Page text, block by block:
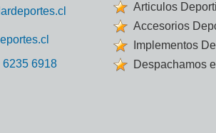
6235 6918
Articulos
Accesorios
Implementos
Despachamos